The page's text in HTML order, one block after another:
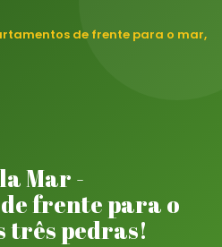
de frente para o mar,
Mar -
frente para o
três pedras!